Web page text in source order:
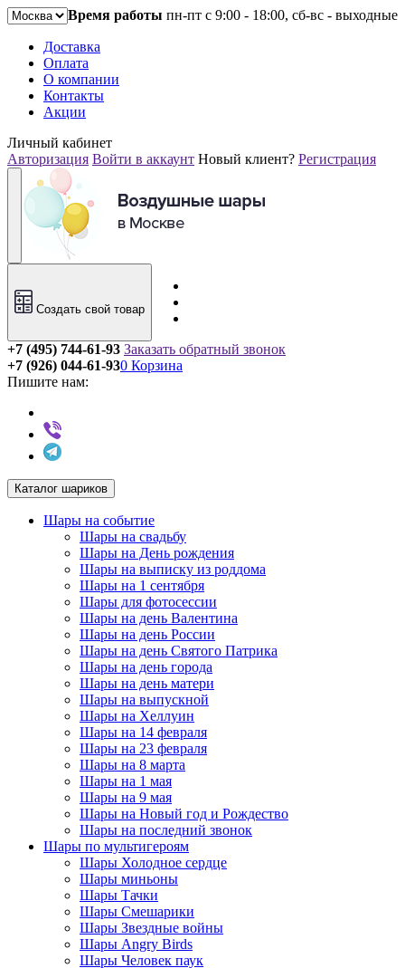
Время работы пн-пт с 9:00 - 18:00, сб-вс - выходные
Доставка
Оплата
О компании
Контакты
Акции
Личный кабинет
Авторизация Войти в аккаунт Новый клиент? Регистрация
Создать свой товар
+7 (495) 744-61-93 Заказать обратный звонок
+7 (926) 044-61-93
Пишите нам:
0 Корзина
Каталог шариков
Шары на событие
Шары на свадьбу
Шары на День рождения
Шары на выписку из роддома
Шары на 1 сентября
Шары для фотосессии
Шары на день Валентина
Шары на день России
Шары на день Святого Патрика
Шары на день города
Шары на день матери
Шары на выпускной
Шары на Хеллуин
Шары на 14 февраля
Шары на 23 февраля
Шары на 8 марта
Шары на 1 мая
Шары на 9 мая
Шары на Новый год и Рождество
Шары на последний звонок
Шары по мультигероям
Шары Холодное сердце
Шары миньоны
Шары Тачки
Шары Смешарики
Шары Звездные войны
Шары Angry Birds
Шары Человек паук